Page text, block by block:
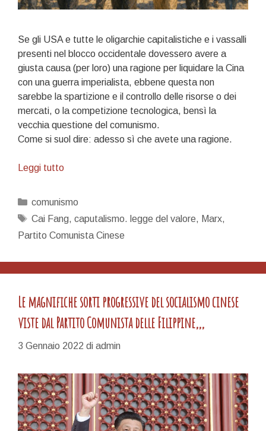
Se gli USA e tutte le oligarchie capitalistiche e i vassalli
presenti nel blocco occidentale dovessero avere a
giusta causa (per loro) una ragione per liquidare la Cina
con una guerra imperialista, ebbene questa non
sarebbe la spartizione e il controllo delle risorse o dei
mercati, o la competizione tecnologica, bensì la
vecchia questione del comunismo.
Come si suol dire: adesso sì che avete una ragione.
Leggi tuttoSalario
del
cavallo…
Categorie
comunismo
Tag
Cai Fang, caputalismo. legge del valore, Marx,
Partito Comunista Cinese
Le magnifiche sorti progressive del socialismo cinese
viste dal Partito Comunista delle Filippine,,,
3 Gennaio 2022 di admin